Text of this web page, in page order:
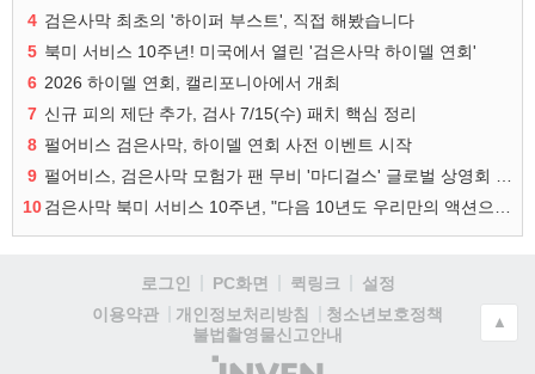
4 검은사막 최초의 '하이퍼 부스트', 직접 해봤습니다
5 북미 서비스 10주년! 미국에서 열린 '검은사막 하이델 연회'
6 2026 하이델 연회, 캘리포니아에서 개최
7 신규 피의 제단 추가, 검사 7/15(수) 패치 핵심 정리
8 펄어비스 검은사막, 하이델 연회 사전 이벤트 시작
9
10
로그인 PC화면 퀵링크
설정
이용약관
개인정보처리방침
청소년보호정책
불법촬영물신고안내
(주)
▲